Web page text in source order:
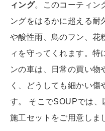
ィング。このコーティン
ングをはるかに超える耐
や酸性雨、鳥のフン、花
ィを守ってくれます。特
ンの車は、日常の買い物
く、どうしても細かい傷
す。 そこでSOUPでは、
施工セットをご用意しま